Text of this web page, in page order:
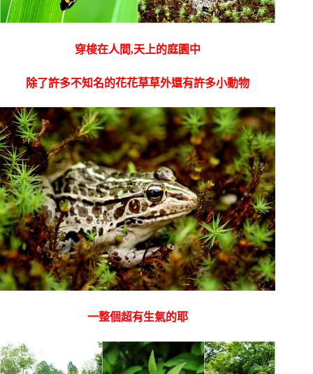
穿梭在人間,天上的庭園中
除了許多不知名的花花草草外還有許多小動物
一整個超有生氣的耶